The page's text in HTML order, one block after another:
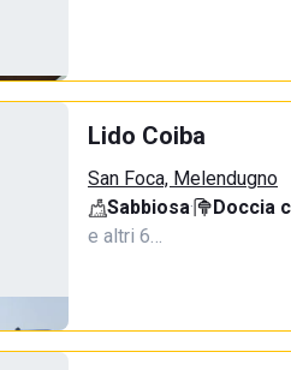
Lido Coiba
San Foca, Melendugno
Sabbiosa· Doccia
e altri 6…